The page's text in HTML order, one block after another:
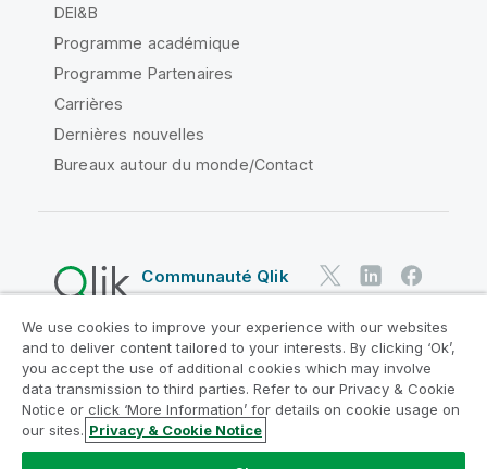
DEI&B
Programme académique
Programme Partenaires
Carrières
Dernières nouvelles
Bureaux autour du monde/Contact
Communauté Qlik
Contrats juridiques
Conditions d'utilisation des produits
Legal Policies
Conditions légales
Conditions d'utilisation
Marques
Do Not Share My Info
We use cookies to improve your experience with our websites
and to deliver content tailored to your interests. By clicking ‘Ok’,
you accept the use of additional cookies which may involve
data transmission to third parties. Refer to our Privacy & Cookie
Notice or click ‘More Information’ for details on cookie usage on
our sites. Privacy & Cookie Notice